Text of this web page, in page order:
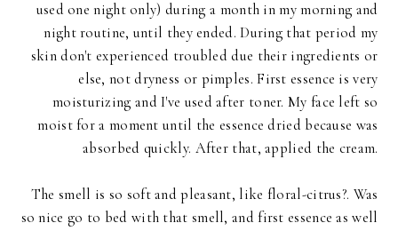
used one night only) during a month in my morning and
night routine, until they ended. During that period my
skin don't experienced troubled due their ingredients or
else, not dryness or pimples. First essence is very
moisturizing and I've used after toner. My face left so
moist for a moment until the essence dried because was
absorbed quickly. After that, applied the cream.
The smell is so soft and pleasant, like floral-citrus?. Was
so nice go to bed with that smell, and first essence as well